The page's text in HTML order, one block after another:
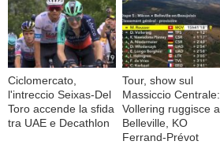
Ciclomercato,
l'intreccio Seixas-Del
Toro accende la sfida
tra UAE e Decathlon
Tour, show sul
Massiccio Centrale:
Vollering ruggisce a
Belleville, KO
Ferrand-Prévot